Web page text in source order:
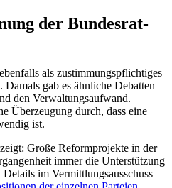
der Bundesrat-
als zustimmungspflichtiges
Damals gab es ähnliche Debatten
den Verwaltungsaufwand.
Überzeugung durch, dass eine
ist.
zeigt: Große Reformprojekte in der
immer die Unterstützung
im Vermittlungsausschuss